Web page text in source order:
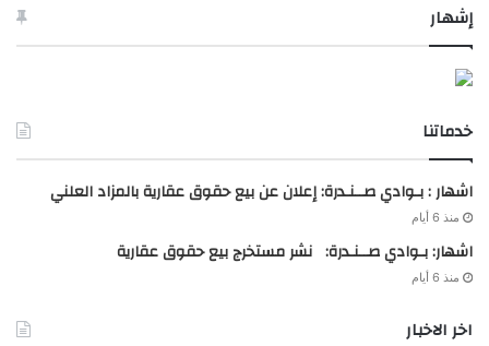
إشهار
خدماتنا
اشهار : بـوادي صــنـدرة: إعلان عن بيع حقوق عقارية بالمزاد العلني
منذ 6 أيام
اشهار: بـوادي صــنـدرة: نشر مستخرج بيع حقوق عقارية
منذ 6 أيام
اخر الاخبار